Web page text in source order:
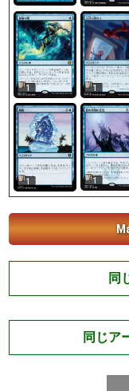
1 1
1 1
同
同じア